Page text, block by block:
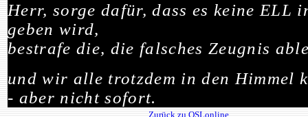
Herr, sorge dafür, dass es keine ELL
geben wird,
bestrafe die, die falsches Zeugnis
und wir alle trotzdem in den Himmel
- aber nicht sofort.
Zurück zu QSLonline